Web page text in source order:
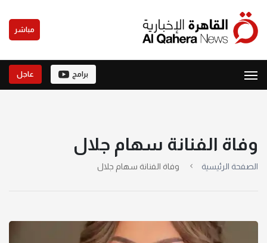
مباشر
برامج عاجل
وفاة الفنانة سهام جلال
الصفحة الرئيسية وفاة الفنانة سهام جلال